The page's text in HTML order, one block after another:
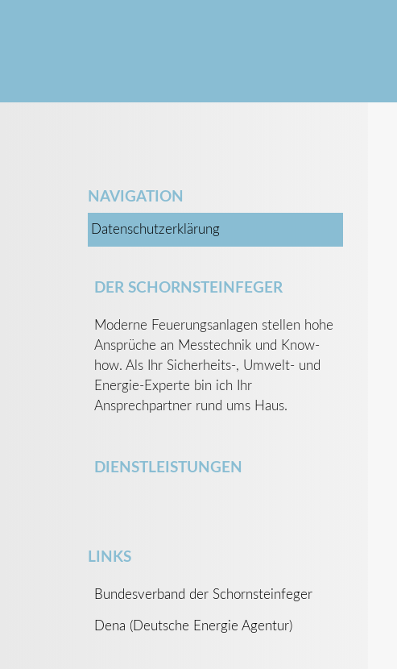
NAVIGATION
Datenschutzerklärung
DER SCHORNSTEINFEGER
Moderne Feuerungsanlagen stellen hohe
Ansprüche an Messtechnik und Know-
how. Als Ihr Sicherheits-, Umwelt- und
Energie-Experte bin ich Ihr
Ansprechpartner rund ums Haus.
DIENSTLEISTUNGEN
LINKS
Bundesverband der Schornsteinfeger
Dena (Deutsche Energie Agentur)